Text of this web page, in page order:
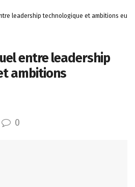
leadership technologique et ambitions
entre leadership
ambitions
0